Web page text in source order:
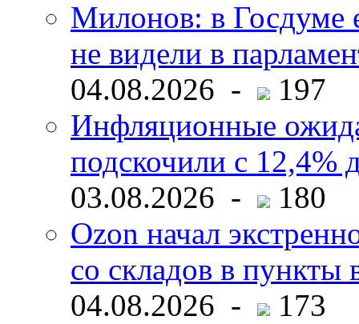
Милонов: в Госдуме
не видели в
04.08.2026 -
197
Инфляционные
подскочили с 12,4%
03.08.2026 -
180
Ozon начал
со складов в пункты
04.08.2026 -
173